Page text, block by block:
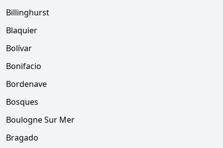
Billinghurst
Blaquier
Bolívar
Bonifacio
Bordenave
Bosques
Boulogne Sur Mer
Bragado